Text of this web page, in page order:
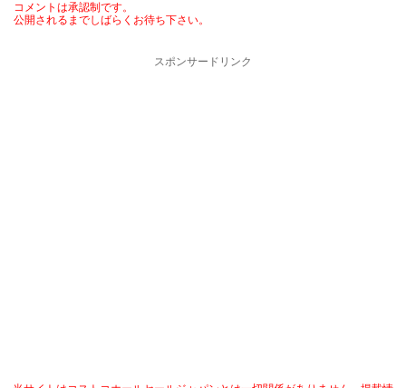
コメントは承認制です。
公開されるまでしばらくお待ち下さい。
スポンサードリンク